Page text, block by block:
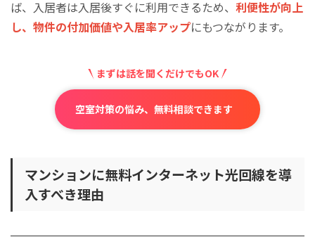
自販機設置で入居者満足度と副収益を両立
ば、入居者は入居後すぐに利用できるため、 利便性が向上
し、物件の付加価値や入居率アップにもつながります。
まずは話を聞くだけでもOK
空室対策の悩み、無料相談できます
マンションに無料インターネット光回線を導
入すべき理由